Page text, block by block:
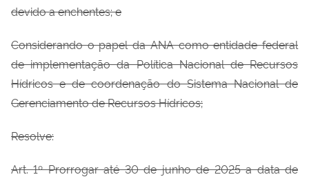
devido a enchentes; e
Considerando o papel da ANA como entidade federal
de implementação da Política Nacional de Recursos
Hídricos e de coordenação do Sistema Nacional de
Gerenciamento de Recursos Hídricos;
Resolve:
Art. 1º Prorrogar até 30 de junho de 2025 a data de